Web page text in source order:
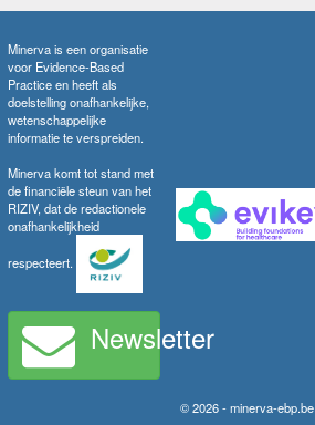
Minerva is een organisatie
voor Evidence-Based
Practice en heeft als
doelstelling onafhankelijke,
wetenschappelijke
informatie te verspreiden.
Minerva komt tot stand met
de financiële steun van het
RIZIV, dat de redactionele
onafhankelijkheid
respecteert.
Newsletter
© 2026 - minerva-ebp.be